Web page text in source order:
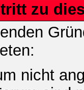
zu
nicht